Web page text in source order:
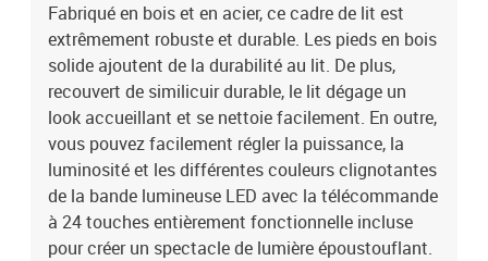
Fabriqué en bois et en acier, ce cadre de lit est
extrêmement robuste et durable. Les pieds en bois
solide ajoutent de la durabilité au lit. De plus,
recouvert de similicuir durable, le lit dégage un
look accueillant et se nettoie facilement. En outre,
vous pouvez facilement régler la puissance, la
luminosité et les différentes couleurs clignotantes
de la bande lumineuse LED avec la télécommande
à 24 touches entièrement fonctionnelle incluse
pour créer un spectacle de lumière époustouflant.